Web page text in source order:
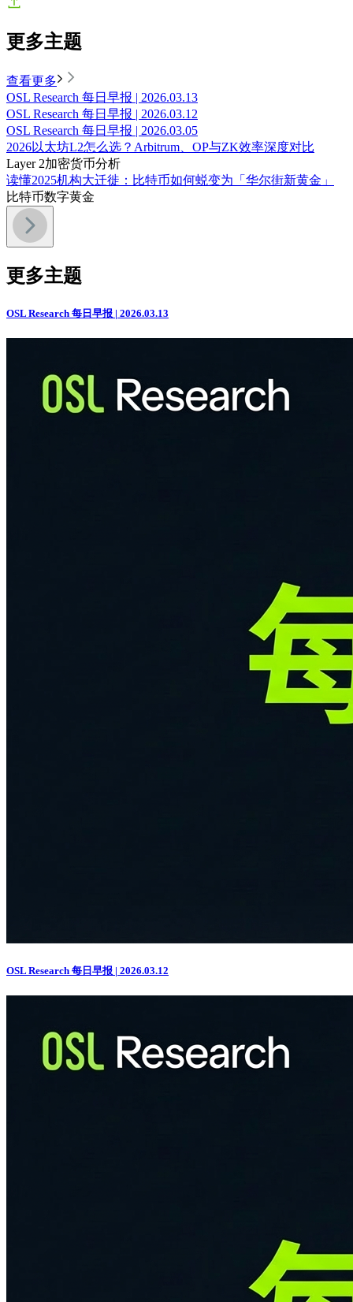
更多主题
查看更多
OSL Research 每日早报 | 2026.03.13
OSL Research 每日早报 | 2026.03.12
OSL Research 每日早报 | 2026.03.05
2026以太坊L2怎么选？Arbitrum、OP与ZK效率深度对比
Layer 2加密货币分析
读懂2025机构大迁徙：比特币如何蜕变为「华尔街新黄金」
比特币数字黄金
更多主题
OSL Research 每日早报 | 2026.03.13
OSL Research 每日早报 | 2026.03.12